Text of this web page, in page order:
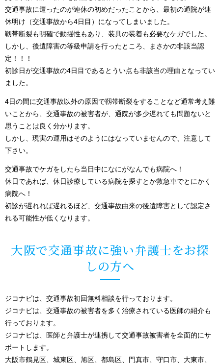
交通事故に遭ったのが連休の初めだったことから、最初の通院が連
休明け（交通事故から4日目）になってしまいました。
靱帯断裂も明確で動揺性もあり、装具の装着も必要なケガでした。
しかし、後遺障害の等級申請を行ったところ、まさかの非該当認
定！！！
初診日が交通事故の4日目であるとうい点も非該当の理由となってい
ました。
4日の間に交通事故以外の原因で靱帯断裂をすることなど通常考え難
いことから、交通事故の被害者が、通院が多少遅れても問題ないと
思うことは良く分かります。
しかし、現実の運用はそのようにはなっていませんので、注意して
下さい。
交通事故でケガをしたら当日中になにがなんでも病院へ！
休日であれば、休日診療している病院を探すとか救急車でとにかく
病院へ！
初診が遅れれば遅れるほど、交通事故由来の後遺障害として認定さ
れる可能性が低くなります。
大阪で交通事故に強い弁護士をお探
しの方へ
ジコナビは、交通事故初回無料相談を行っております。
ジコナビは、交通事故の被害者を多く治療されている医師の紹介も
行っております。
ジコナビは、医師と弁護士が連携して交通事故被害者を全面的にサ
ポートします。
大阪市鶴見区、城東区、旭区、都島区、門真市、守口市、大東市、